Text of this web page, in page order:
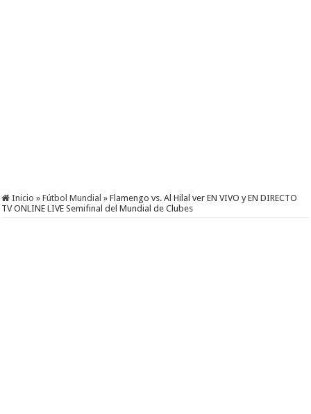
Inicio » Fútbol Mundial » Flamengo vs. Al Hilal ver EN VIVO y EN DIRECTO
TV ONLINE LIVE Semifinal del Mundial de Clubes